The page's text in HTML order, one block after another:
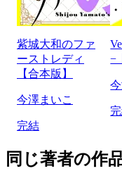
紫城大和のファ
ーストレディ
【合本版】
今澤まいこ
完結
−
同じ著者の作